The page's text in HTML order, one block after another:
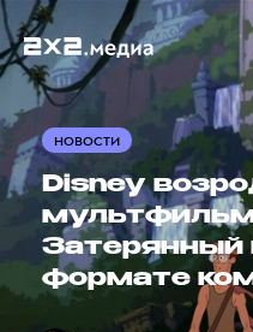
НОВОСТИ
Disney
мультфильм
Затерянный
формате